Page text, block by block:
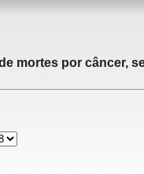
mortes por câncer,